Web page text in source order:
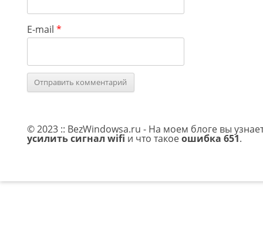
E-mail *
© 2023 :: BezWindowsa.ru - На моем блоге вы
усилить сигнал wifi и что такоеошибка 651.